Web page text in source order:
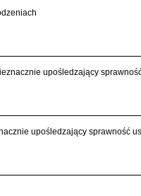
upośledzający
upośledzający sprawność